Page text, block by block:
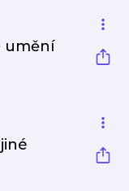
umění